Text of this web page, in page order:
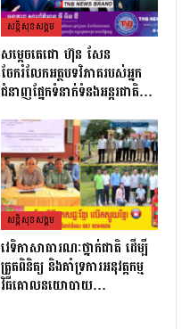
សន្តិសុខសង្គម
សម្តេចតេជោ ហ៊ុន សែន
ចែករំលែកអត្ថបទវិភាគរបស់អ្នក
ជំនាញផ្នែកទំនាក់ទំនងអន្តរជាតិ…
សន្តិសុខសង្គម
វេទិកាសាធារណៈថ្នាក់ជាតិ ដើម្បី
ត្រួតពិនិត្យ និងគាំទ្រការអនុវត្តកម្ម
វិធីគោលនយោបាយ…